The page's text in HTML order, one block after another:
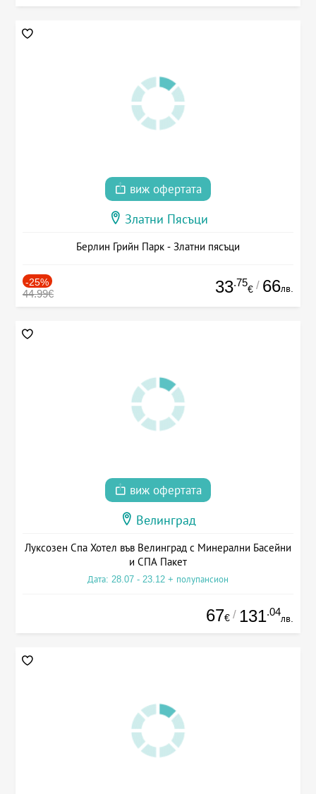
виж офертата
Златни Пясъци
Берлин Грийн Парк - Златни пясъци
-25%
44.99€ 33.75
€ / 66лв.
виж офертата
Велинград
Луксозен Спа Хотел във Велинград с Минерални Басейни
и СПА Пакет
Дата: 28.07 - 23.12 + полупансион
67€ / 131.04
лв.